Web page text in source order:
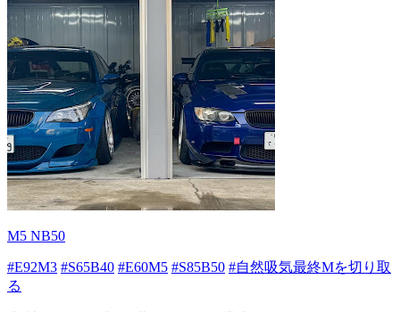
M5 NB50
#E92M3 #S65B40 #E60M5 #S85B50 #自然吸気最終Mを切り取
る